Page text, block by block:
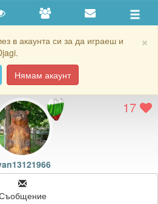
×
в акаунта си за да играеш и
Нямам акаунт
17